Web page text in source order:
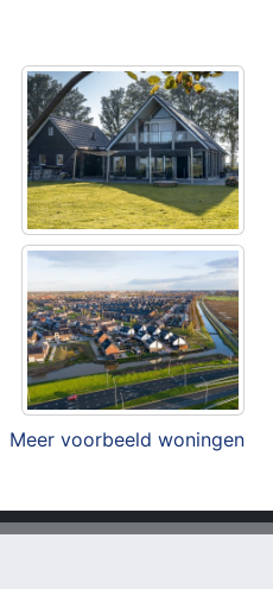
Meer voorbeeld woningen